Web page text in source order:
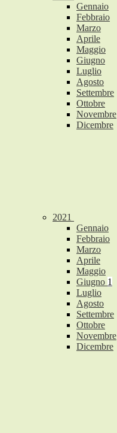
Gennaio
Febbraio
Marzo
Aprile
Maggio
Giugno
Luglio
Agosto
Settembre
Ottobre
Novembre
Dicembre
2021
Gennaio
Febbraio
Marzo
Aprile
Maggio
Giugno 1
Luglio
Agosto
Settembre
Ottobre
Novembre
Dicembre